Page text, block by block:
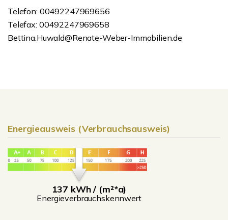
Telefon: 00492247969656
Telefax: 00492247969658
Bettina.Huwald@Renate-Weber-Immobilien.de
Energieausweis (Verbrauchsausweis)
137 kWh / (m²*a)
Energieverbrauchskennwert